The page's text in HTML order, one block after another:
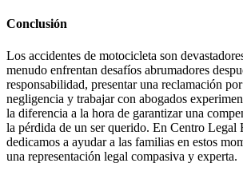
Conclusión
Los accidentes de motocicleta son
menudo enfrentan desafíos abrumadores
responsabilidad, presentar una reclamación
negligencia y trabajar con abogados
la diferencia a la hora de garantizar una
la pérdida de un ser querido. En Centro Legal
dedicamos a ayudar a las familias en estos
una representación legal compasiva y experta.